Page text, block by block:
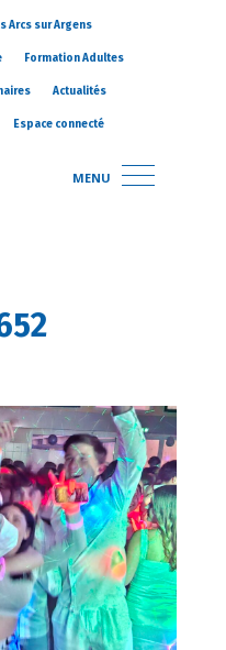
Arcs sur Argens
Formation Adultes
Actualités
Espace connecté
MENU